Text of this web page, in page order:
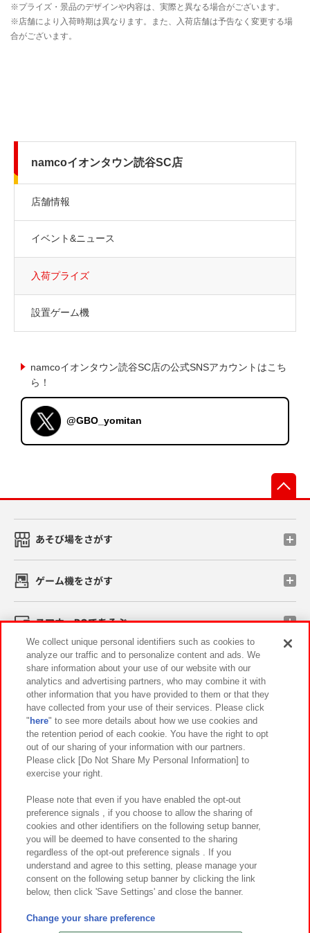
namcoイオンタウン読谷SC店
店舗情報
イベント&ニュース
入荷プライズ
設置ゲーム機
namcoイオンタウン読谷SC店の公式SNSアカウントはこち
ら！
@GBO_yomitan
あそび場をさがす
ゲーム機をさがす
スマホ・PCであそぶ
イベント・キャンペーン
関連会社 サステナビリティ サイトポリシー
プライバシーポリシー ウェブアクセシビリティ方針と検証結果
お取引先さまとともに
カスタマーハラスメント対応方針 よくあるご質問・お問い合わせ
©Bandai Namco Amusement Inc.
©Bandai Namco Amusement Lab Inc.
We collect unique personal identifiers such as cookies to
analyze our traffic and to personalize content and ads. We
share information about your use of our website with our
analytics and advertising partners, who may combine it with
other information that you have provided to them or that they
have collected from your use of their services. Please click
" here" to see more details about how we use cookies and
the retention period of each cookie. You have the right to opt
out of our sharing of your information with our partners.
Please click [Do Not Share My Personal Information] to
exercise your right.
Please note that even if you have enabled the opt-out
preference signals , if you choose to allow the sharing of
cookies and other identifiers on the following setup banner,
you will be deemed to have consented to the sharing
regardless of the opt-out preference signals . If you
understand and agree to this setting, please manage your
consent on the following setup banner by clicking the link
below, then click 'Save Settings' and close the banner.
Change your share preference